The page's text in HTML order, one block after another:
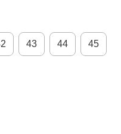
43 44 45